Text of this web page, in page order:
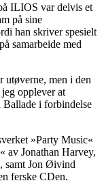
ILIOS var delvis et
på sine
han skriver spesielt
samarbeide med
men i den
opplever at
Ballade i forbindelse
»Party Music«
av Jonathan Harvey,
samt Jon Øivind
ferske CDen.